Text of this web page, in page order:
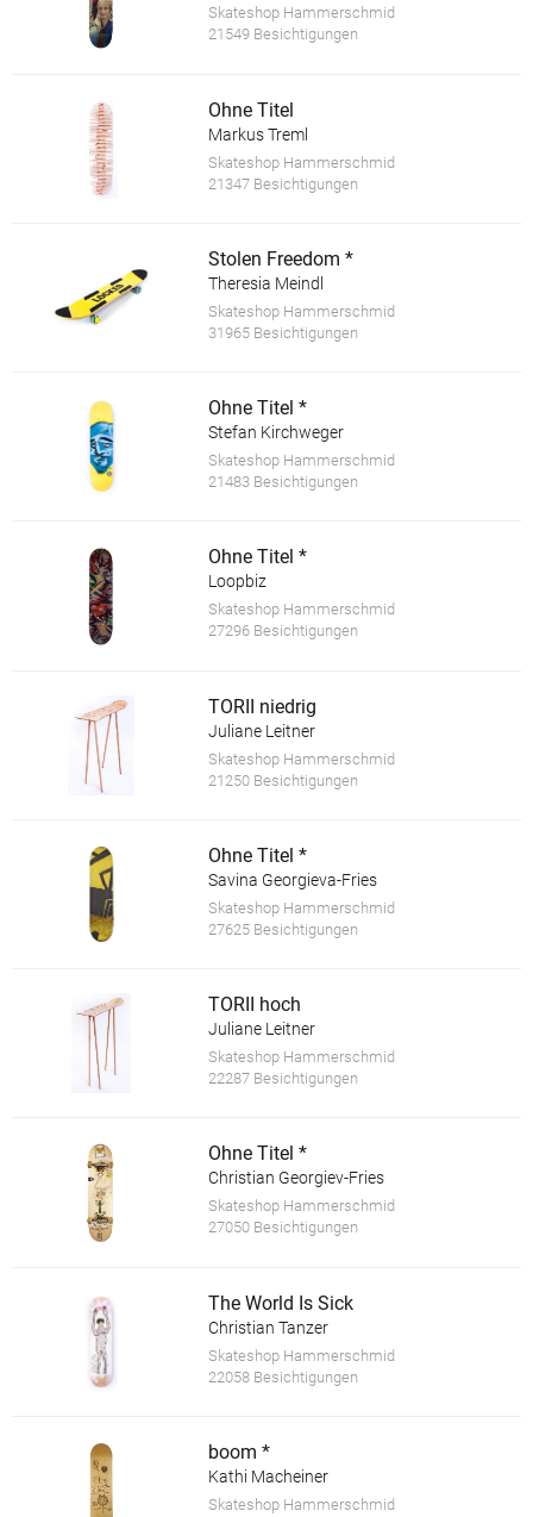
Skateshop Hammerschmid
21549 Besichtigungen
Ohne Titel
Markus Treml
Skateshop Hammerschmid
21347 Besichtigungen
Stolen Freedom *
Theresia Meindl
Skateshop Hammerschmid
31965 Besichtigungen
Ohne Titel *
Stefan Kirchweger
Skateshop Hammerschmid
21483 Besichtigungen
Ohne Titel *
Loopbiz
Skateshop Hammerschmid
27296 Besichtigungen
TORII niedrig
Juliane Leitner
Skateshop Hammerschmid
21250 Besichtigungen
Ohne Titel *
Savina Georgieva-Fries
Skateshop Hammerschmid
27625 Besichtigungen
TORII hoch
Juliane Leitner
Skateshop Hammerschmid
22287 Besichtigungen
Ohne Titel *
Christian Georgiev-Fries
Skateshop Hammerschmid
27050 Besichtigungen
The World Is Sick
Christian Tanzer
Skateshop Hammerschmid
22058 Besichtigungen
boom *
Kathi Macheiner
Skateshop Hammerschmid